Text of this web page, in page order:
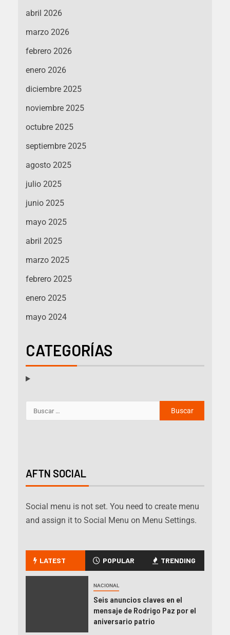
abril 2026
marzo 2026
febrero 2026
enero 2026
diciembre 2025
noviembre 2025
octubre 2025
septiembre 2025
agosto 2025
julio 2025
junio 2025
mayo 2025
abril 2025
marzo 2025
febrero 2025
enero 2025
mayo 2024
CATEGORÍAS
AFTN SOCIAL
Social menu is not set. You need to create menu
and assign it to Social Menu on Menu Settings.
LATEST POPULAR TRENDING
NACIONAL
Seis anuncios claves en el
mensaje de Rodrigo Paz por el
aniversario patrio